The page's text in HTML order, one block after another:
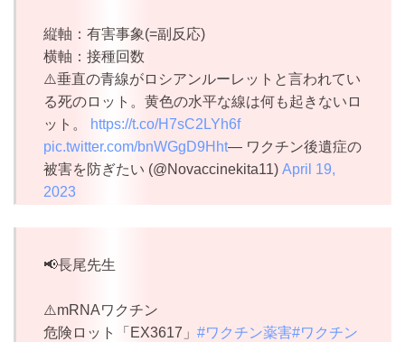
縦軸：有害事象(=副反応)
横軸：接種回数
⚠️垂直の青線がロシアンルーレットと言われてい
る死のロット。黄色の水平な線は何も起きないロ
ット。
https://t.co/H7sC2LYh6f
pic.twitter.com/bnWGgD9Hht— ワクチン後遺症の
被害を防ぎたい (@Novaccinekita11) April 19,
2023
📢長尾先生
⚠️mRNAワクチン
危険ロット「EX3617」 #ワクチン薬害#ワクチン